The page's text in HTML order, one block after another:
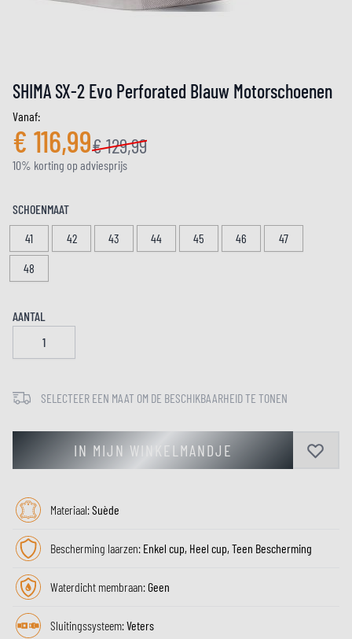
SHIMA SX-2 Evo Perforated Blauw Motorschoenen
Vanaf:
€ 116,99€ 129,99
10% korting op adviesprijs
SCHOENMAAT
41
42 43 44 45 46
47
48
AANTAL
SELECTEER EEN MAAT OM DE BESCHIKBAARHEID TE TONEN
IN MIJN WINKELMANDJE
Materiaal:Suède
Bescherming laarzen: Enkel cup, Heel cup, Teen Bescherming
Waterdicht membraan:Geen
Sluitingssysteem:Veters